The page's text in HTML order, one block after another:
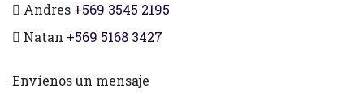
Andres +569 3545 2195
Natan +569 5168 3427
Envíenos un mensaje